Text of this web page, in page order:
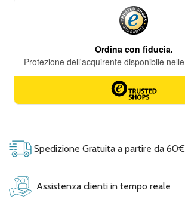
Spedizione Gratuita a partire da 60€
Assistenza clienti in tempo reale